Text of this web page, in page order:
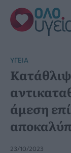
Μετάβαση
στο
περιεχόμενο
YΓΕΊΑ
άμεση
23/10/2023